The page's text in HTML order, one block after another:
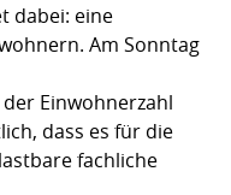
dabei: eine
Am Sonntag
Einwohnerzahl
dass es für die
fachliche